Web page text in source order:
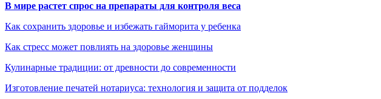
В мире растет спрос на препараты для контроля веса
Как сохранить здоровье и избежать гайморита у ребенка
Как стресс может повлиять на здоровье женщины
Кулинарные традиции: от древности до современности
Изготовление печатей нотариуса: технология и защита от подделок